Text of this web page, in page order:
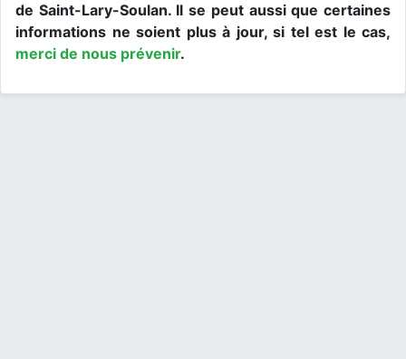
de Saint-Lary-Soulan. Il se peut aussi que certaines
informations ne soient plus à jour, si tel est le cas,
merci de nous prévenir.